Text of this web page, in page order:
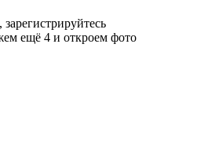
ещё 4 и откроем фото